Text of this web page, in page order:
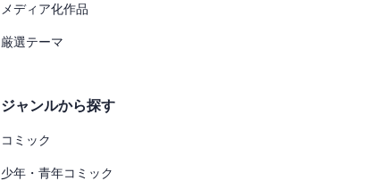
メディア化作品
厳選テーマ
ジャンルから探す
コミック
少年・青年コミック